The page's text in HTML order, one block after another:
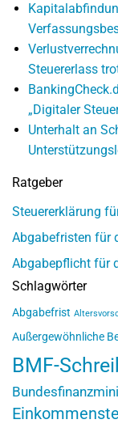
Steuererlass
„Digitaler
Unterhalt an
Ratgeber
Steuererklärung
Abgabefristen für
Abgabepflicht für
Schlagwörter
Abgabefrist
Außergewöhnliche
BMF-